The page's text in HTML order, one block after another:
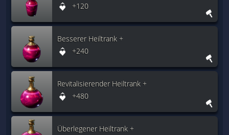
+120
Besserer Heiltrank +
+240
Revitalisierender Heiltrank +
+480
Überlegener Heiltrank +